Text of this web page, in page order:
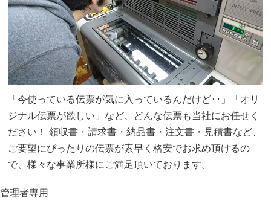
「今使っている伝票が気に入っているんだけど･･」「オリ
ジナル伝票が欲しい」など、どんな伝票も当社にお任せく
ださい！ 領収書・請求書・納品書・注文書・見積書など、
ご要望にぴったりの伝票が素早く格安でお求め頂けるの
で、様々な事業所様にご満足頂いております。
管理者専用